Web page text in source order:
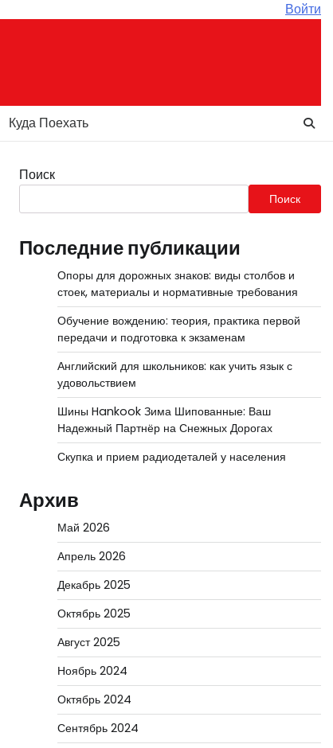
Войти
Куда Поехать
Поиск
Поиск
Последние публикации
Опоры для дорожных знаков: виды столбов и
стоек, материалы и нормативные требования
Обучение вождению: теория, практика первой
передачи и подготовка к экзаменам
Английский для школьников: как учить язык с
удовольствием
Шины Hankook Зима Шипованные: Ваш
Надежный Партнёр на Снежных Дорогах
Скупка и прием радиодеталей у населения
Архив
Май 2026
Апрель 2026
Декабрь 2025
Октябрь 2025
Август 2025
Ноябрь 2024
Октябрь 2024
Сентябрь 2024